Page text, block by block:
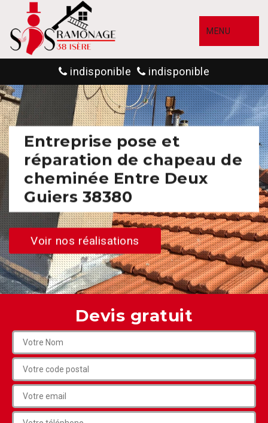
MENU
indisponible indisponible
Entreprise pose et
réparation de chapeau de
cheminée Entre Deux
Guiers 38380
Voir nos réalisations
Devis gratuit